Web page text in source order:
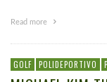
Read more
GOLF POLIDEPORTIVO